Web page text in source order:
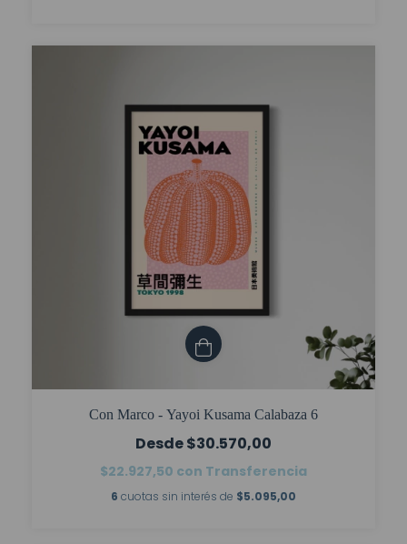
Con Marco - Yayoi Kusama Calabaza 6
$30.570,00
$22.927,50 con Transferencia
6 cuotas sin interés de $5.095,00